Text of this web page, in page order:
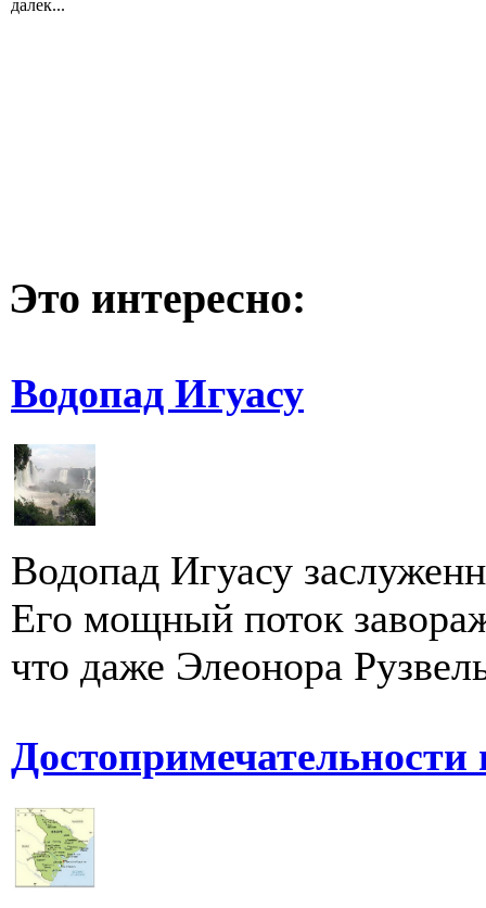
далек...
Это интересно:
Водопад Игуасу
Водопад Игуасу
Его мощный поток
что даже Элеонора